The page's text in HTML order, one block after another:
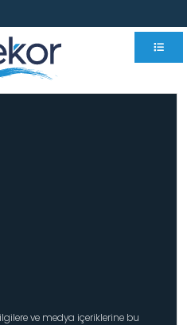
ve medya içeriklerine bu